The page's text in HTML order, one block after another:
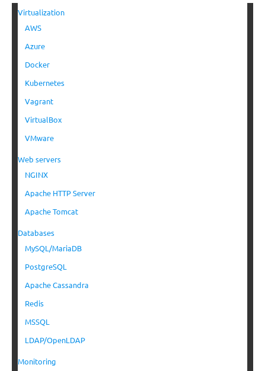
Virtualization
AWS
Azure
Docker
Kubernetes
Vagrant
VirtualBox
VMware
Web servers
NGINX
Apache HTTP Server
Apache Tomcat
Databases
MySQL/MariaDB
PostgreSQL
Apache Cassandra
Redis
MSSQL
LDAP/OpenLDAP
Monitoring